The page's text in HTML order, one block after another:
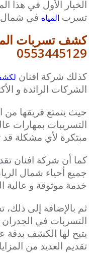
الخيار الأول في هذا
تسرب المياه في شمال
كشف تسربات
0553445129
كذلك شركة افنان
الشركات الرائدة و
حيث يتمتع فريقها
التسريبات بمهارات
مبتكرة لأي مشكلة قد
كما أن شركة افنان
جميع أحياء شمال
خدمة موثوقة و
ثم بالإضافة إلى
التسربات في الجدران
يتيح لها الكشف بدقة
تقديم العديد من